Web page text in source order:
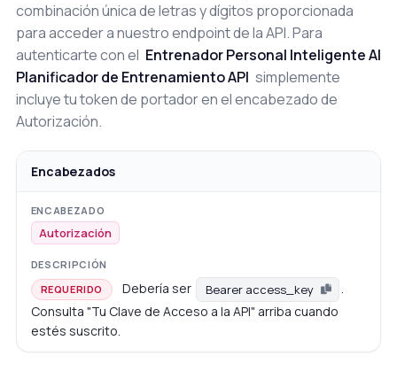
combinación única de letras y dígitos proporcionada
para acceder a nuestro endpoint de la API. Para
autenticarte con el Entrenador Personal Inteligente AI
Planificador de Entrenamiento API simplemente
incluye tu token de portador en el encabezado de
Autorización.
Encabezados
Autorización
REQUERIDO Debería ser Bearer access_key
.
Consulta "Tu Clave de Acceso a la API" arriba cuando
estés suscrito.